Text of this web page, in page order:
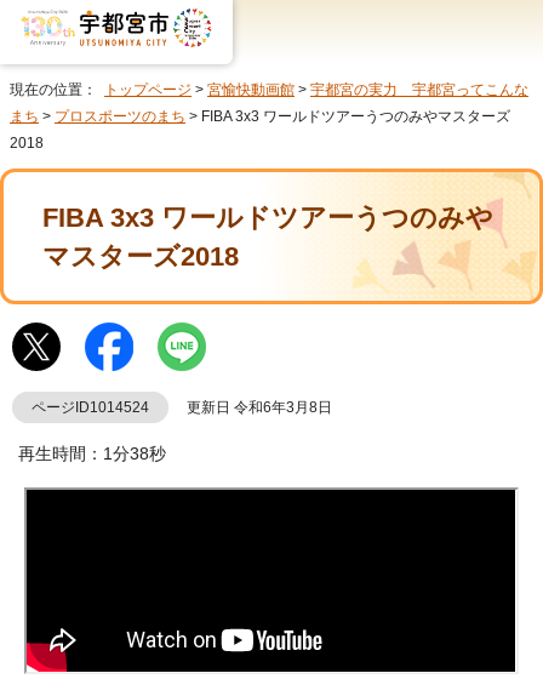
現在の位置： トップページ > 宮愉快動画館 > 宇都宮の実力 宇都宮ってこんな
まち > プロスポーツのまち > FIBA 3x3 ワールドツアーうつのみやマスターズ
2018
FIBA 3x3 ワールドツアーうつのみや
マスターズ2018
ページID1014524 更新日 令和6年3月8日
再生時間：1分38秒